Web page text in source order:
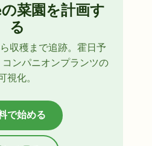
菜園を計画す
る
収穫まで追跡。霍日予
ンパニオンプランツの
視化。
で始める